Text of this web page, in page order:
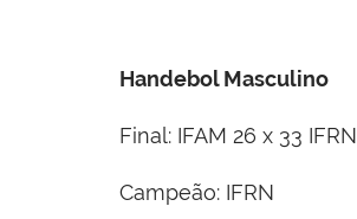
Handebol Masculino
Final: IFAM 26 x 33 IFRN
Campeão: IFRN